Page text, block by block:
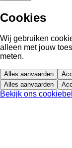
Cookies
Wij gebruiken
alleen met jouw
meten.
Alles aanvaarden
Alles aanvaarden
Bekijk ons